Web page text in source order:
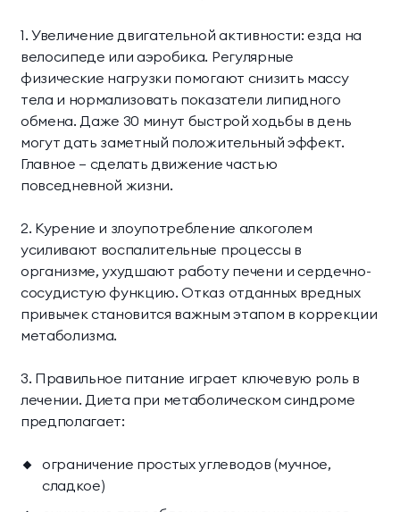
1. Увеличение двигательной активности: езда на
велосипеде или аэробика. Регулярные
физические нагрузки помогают снизить массу
тела и нормализовать показатели липидного
обмена. Даже 30 минут быстрой ходьбы в день
могут дать заметный положительный эффект.
Главное — сделать движение частью
повседневной жизни.
2. Курение и злоупотребление алкоголем
усиливают воспалительные процессы в
организме, ухудшают работу печени и сердечно-
сосудистую функцию. Отказ отданных вредных
привычек становится важным этапом в коррекции
метаболизма.
3. Правильное питание играет ключевую роль в
лечении. Диета при метаболическом синдроме
предполагает:
ограничение простых углеводов (мучное,
сладкое)